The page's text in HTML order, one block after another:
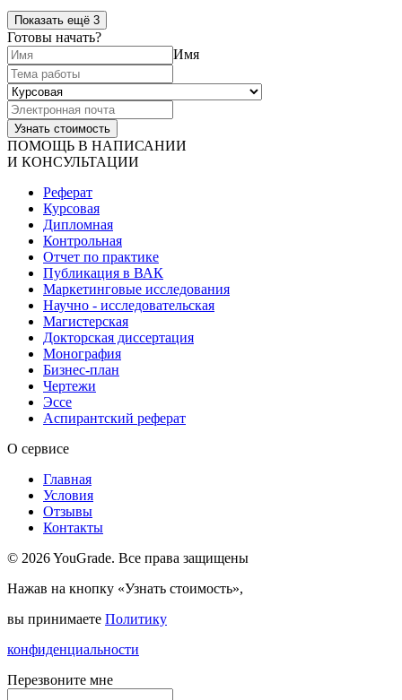
Показать ещё 3
Готовы начать?
Имя
ПОМОЩЬ В НАПИСАНИИ
И КОНСУЛЬТАЦИИ
Реферат
Курсовая
Дипломная
Контрольная
Отчет по практике
Публикация в ВАК
Маркетинговые исследования
Научно - исследовательская
Магистерская
Докторская диссертация
Монография
Бизнес-план
Чертежи
Эссе
Аспирантский реферат
О сервисе
Главная
Условия
Отзывы
Контакты
© 2026 YouGrade. Все права защищены
Нажав на кнопку «Узнать стоимость»,
вы принимаете Политику
конфиденциальности
Перезвоните мне